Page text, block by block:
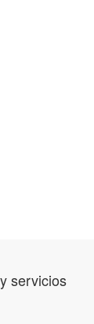
servicios